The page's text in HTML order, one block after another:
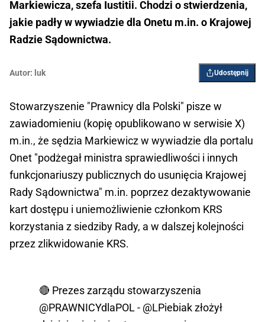
Markiewicza, szefa Iustitii. Chodzi o stwierdzenia,
jakie padły w wywiadzie dla Onetu m.in. o Krajowej
Radzie Sądownictwa.
Autor: luk Udostępnij
Stowarzyszenie "Prawnicy dla Polski" pisze w
zawiadomieniu (kopię opublikowano w serwisie X)
m.in., że sędzia Markiewicz w wywiadzie dla portalu
Onet "podżegał ministra sprawiedliwości i innych
funkcjonariuszy publicznych do usunięcia Krajowej
Rady Sądownictwa" m.in. poprzez dezaktywowanie
kart dostępu i uniemożliwienie członkom KRS
korzystania z siedziby Rady, a w dalszej kolejności
przez zlikwidowanie KRS.
🔴 Prezes zarządu stowarzyszenia
@PRAWNICYdlaPOL- @LPiebiakzłożył